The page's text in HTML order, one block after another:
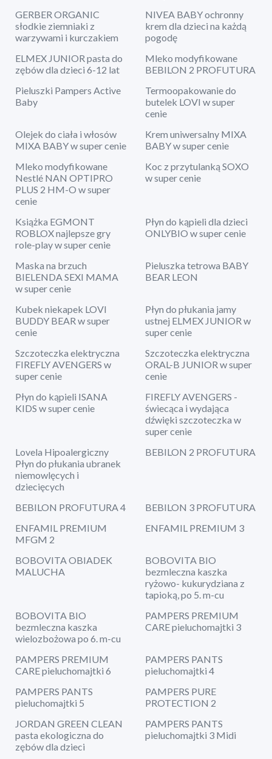
GERBER ORGANIC
słodkie ziemniaki z
warzywami i kurczakiem
NIVEA BABY ochronny
krem dla dzieci na każdą
pogodę
ELMEX JUNIOR pasta do
zębów dla dzieci 6-12 lat
Mleko modyfikowane
BEBILON 2 PROFUTURA
Pieluszki Pampers Active
Baby
Termoopakowanie do
butelek LOVI w super
cenie
Olejek do ciała i włosów
MIXA BABY w super cenie
Krem uniwersalny MIXA
BABY w super cenie
Mleko modyfikowane
Nestlé NAN OPTIPRO
PLUS 2 HM-O w super
cenie
Koc z przytulanką SOXO
w super cenie
Książka EGMONT
ROBLOX najlepsze gry
role-play w super cenie
Płyn do kąpieli dla dzieci
ONLYBIO w super cenie
Maska na brzuch
BIELENDA SEXI MAMA
w super cenie
Pieluszka tetrowa BABY
BEAR LEON
Kubek niekapek LOVI
BUDDY BEAR w super
cenie
Płyn do płukania jamy
ustnej ELMEX JUNIOR w
super cenie
Szczoteczka elektryczna
FIREFLY AVENGERS w
super cenie
Szczoteczka elektryczna
ORAL-B JUNIOR w super
cenie
Płyn do kąpieli ISANA
KIDS w super cenie
FIREFLY AVENGERS -
świecąca i wydająca
dźwięki szczoteczka w
super cenie
Lovela Hipoalergiczny
Płyn do płukania ubranek
niemowlęcych i
dziecięcych
BEBILON 2 PROFUTURA
BEBILON PROFUTURA 4
BEBILON 3 PROFUTURA
ENFAMIL PREMIUM
MFGM 2
ENFAMIL PREMIUM 3
BOBOVITA OBIADEK
MALUCHA
BOBOVITA BIO
bezmleczna kaszka
ryżowo- kukurydziana z
tapioką, po 5. m-cu
BOBOVITA BIO
bezmleczna kaszka
wielozbożowa po 6. m-cu
PAMPERS PREMIUM
CARE pieluchomajtki 3
PAMPERS PREMIUM
CARE pieluchomajtki 6
PAMPERS PANTS
pieluchomajtki 4
PAMPERS PANTS
pieluchomajtki 5
PAMPERS PURE
PROTECTION 2
JORDAN GREEN CLEAN
pasta ekologiczna do
zębów dla dzieci
PAMPERS PANTS
pieluchomajtki 3 Midi